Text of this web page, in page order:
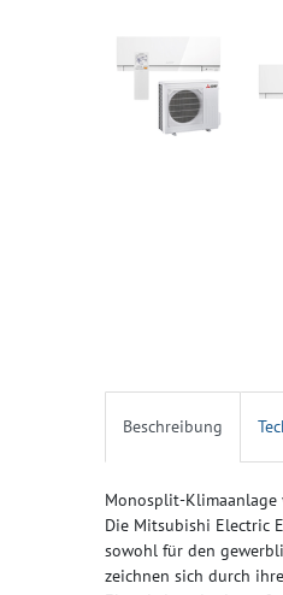
Beschreibung
Monosplit-
Die Mitsubishi Electric
sowohl für den
zeichnen sich durch